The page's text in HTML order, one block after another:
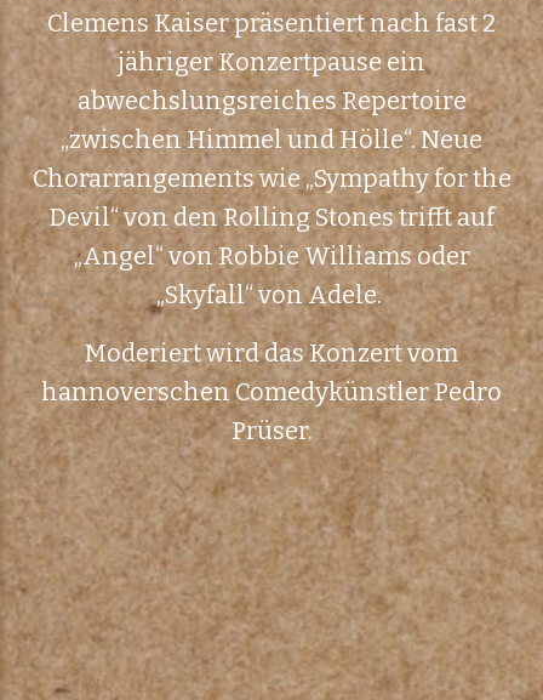
Clemens Kaiser präsentiert nach fast 2
jähriger Konzertpause ein
abwechslungsreiches Repertoire
„zwischen Himmel und Hölle“. Neue
Chorarrangements wie „Sympathy for the
Devil“ von den Rolling Stones trifft auf
„Angel“ von Robbie Williams oder
„Skyfall“ von Adele.
Moderiert wird das Konzert vom
hannoverschen Comedykünstler Pedro
Prüser.